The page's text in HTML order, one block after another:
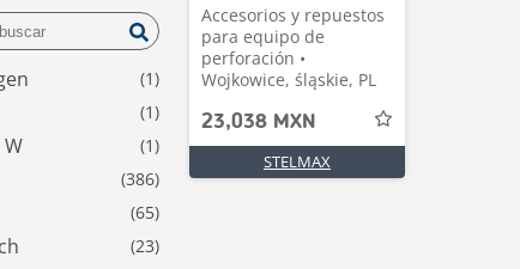
W
Accesorios y repuestos
para equipo de
perforación •
Wojkowice, śląskie, PL
23,038 MXN
STELMAX